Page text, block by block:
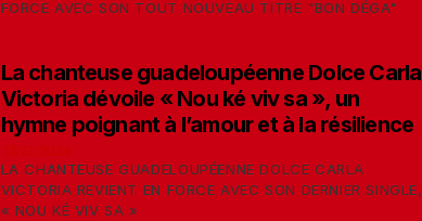
FORCE AVEC SON TOUT NOUVEAU TITRE "BON DÉGA"
La chanteuse guadeloupéenne Dolce Carla
Victoria dévoile « Nou ké viv sa », un
hymne poignant à l’amour et à la résilience
LA CHANTEUSE GUADELOUPÉENNE DOLCE CARLA
VICTORIA REVIENT EN FORCE AVEC SON DERNIER SINGLE,
« NOU KÉ VIV SA »